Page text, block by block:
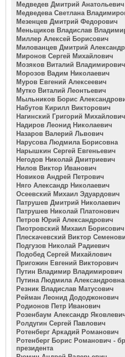
Медведев Дмитрий Анатольевич
Медведева Светлана
Мезенцев Дмитрий Федорович
Меньщиков Владислав
Миллер Алексей Борисович
Милованцев Дмитрий
Миронов Сергей Михайлович
Мозяков Виталий Владимирович
Морозов Вадим Николаевич
Муров Евгений Алексеевич
Мутко Виталий Леонтьевич
Мыльников Борис
Набутов Кирилл Викторович
Нагинский Григорий Михайлович
Надиров Леонид Николаевич
Назаров Валерий Львович
Нарусова Людмила Борисовна
Нарышкин Сергей Евгеньевич
Негодов Николай Дмитриевич
Нилов Виктор Иванович
Новиков Андрей Петрович
Няго Александр Николаевич
Осеевский Михаил Эдуардович
Патрушев Дмитрий Николаевич
Патрушев Николай Платонович
Петров Юрий Александрович
Пиотровский Михаил Борисович
Плескачевский Виктор
Подгузов Николай Радиевич
Подобед Сергей Михайлович
Пригожин Евгений Викторович
Путин Владимир Владимирович
Путина Людмила Александровна
Резник Владислав Матусович
Рейман Леонид Дододжонович
Родионов Петр Иванович
Розенбаум Александр
Ролдугин Сергей Павлович
Ротенберг Аркадий Романович
Ротенберг Борис Романович -
президента